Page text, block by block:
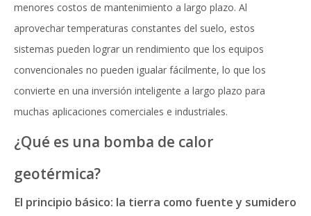
menores costos de mantenimiento a largo plazo. Al
aprovechar temperaturas constantes del suelo, estos
sistemas pueden lograr un rendimiento que los equipos
convencionales no pueden igualar fácilmente, lo que los
convierte en una inversión inteligente a largo plazo para
muchas aplicaciones comerciales e industriales.
¿Qué es una bomba de calor
geotérmica?
El principio básico: la tierra como fuente y sumidero